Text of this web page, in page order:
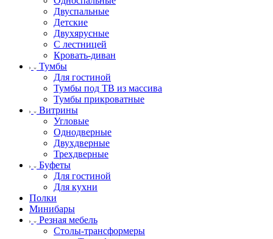
Двуспальные
Детские
Двухярусные
С лестницей
Кровать-диван
Тумбы
Для гостиной
Тумбы под ТВ из массива
Тумбы прикроватные
Витрины
Угловые
Однодверные
Двухдверные
Трехдверные
Буфеты
Для гостиной
Для кухни
Полки
Минибары
Резная мебель
Столы-трансформеры